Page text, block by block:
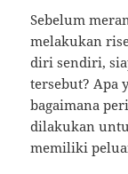
Sebelum
melakukan
diri sendiri,
tersebut? Apa
bagaimana
dilakukan
memiliki